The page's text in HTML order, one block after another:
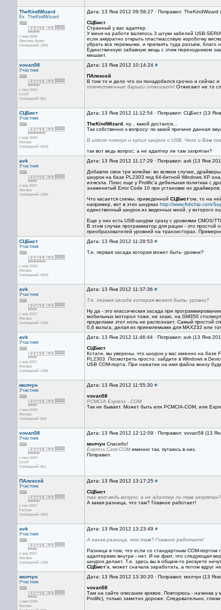
TheKindWizard
Ex. TheKindWizard
с мар 2006
Орехово-Зуево
Сообщений: 2466
Дата: 13 Янв 2012 09:58:27 · Поправил:
СЦБист
Странный у вас адаптер.
У меня на работе валялось 3 штуки кабелей USB-
если аккуратно открыть пластмассовую коробочку
убрать все перемычки, и припаять туда разъём, благо
Единственную забавную вещь с этим переходником
мешает.
vovan58
Участник
с июл 2004
СССР
Сообщений: 851
Дата: 13 Янв 2012 10:14:24 #
ПАлексей
В том то и дело что он понадобился срочно и сейчас
отечественные барыги отжигают! Отжигают не то
СЦБист
Участник
с мар 2006
Москва
Сообщений: 6659
Дата: 13 Янв 2012 11:12:54 · Поправил: СЦБист (13
TheKindWizard , ну... какой достался...
Так собственно к вопросу: по какой причине данная
В итоге плюнул и купил шнурок с USB. Чего и Вам
так вот ведь вопрос: а не адаптер ли там запрятан?
avk
Участник
с апр 2007
Москва
Сообщений: 1096
Дата: 13 Янв 2012 11:17:29 · Поправил: avk (13 Янв
Добавлю свои три копейки: во всяком случае,
шнурок на базе PL2303 под 64-битной Windows XP
изчезла. Плюс еще у Prolific'а дебильная политика с
знаменитый Error Code 10 при установке их
Что касается схемы, приведенной СЦБист'ом, то на
например, вот в этих шнурках http://www.ftdichip.com/
единственный шнурок из виденных мной, у которого
Еще у них есть USB-шнурки сразу с уровнями CMOS/
В этом случае программатор для рации - это простой
преобразователей уровней на транзисторах.
СЦБист
Участник
с мар 2006
Москва
Сообщений: 6659
Дата: 13 Янв 2012 11:28:53 #
Т.е. первая засада которая может быть- уровни?
avk
Участник
с апр 2007
Москва
Сообщений: 1096
Дата: 13 Янв 2012 11:37:36 #
Т.е. первая засада которая может быть- уровни?
Ну да - это классическая засада при
мобильных моторол тоже, не знаю, на GM350
пределами этот ноль не распознает. Самый простой
0,6 вольта, делая их приемлемыми для MAX232 или
avk
Участник
с апр 2007
Москва
Сообщений: 1096
Дата: 13 Янв 2012 11:46:44 · Поправил: avk (13 Янв
СЦБист
Кстати, вы уверены, что шнурок у вас именно на базе
PL2303. Посмотреть просто: зайдите в Windows в
USB COM-порта. При нажатии на имя файла внизу
молчун
Участник
с июл 2005
Москва
Сообщений: 609
Дата: 13 Янв 2012 11:55:30 #
vovan58
PCMCIA Express - COM
Так не бывает. Может быть или PCMCIA-COM, или
vovan58
Участник
с июл 2004
СССР
Сообщений: 851
Дата: 13 Янв 2012 12:12:09 · Поправил: vovan58 (13
молчун Спасибо!
Express Card-COMименно так, путаюсь в них.
Поправил.
ПАлексей
Участник
с сен 2007
Россия
Сообщений: 3991
Дата: 13 Янв 2012 13:17:25 #
СЦБист
так вот ведь вопрос: а не адаптер ли там запрятан?
А какая разница, что там? Главное работает!
avk
Участник
с апр 2007
Москва
Сообщений: 1096
Дата: 13 Янв 2012 13:23:49 #
А какая разница, что там? Главное работает!
Разница в том, что если со стандартным COM-портом
адаптерами внутри - нет. И не факт, что следующая
шнурок делает. Т.е. здесь вы в общем-то рискуете
СЦБист'а, может сначала заработать, а потом вдруг
молчун
Участник
с июл 2005
Москва
Дата: 13 Янв 2012 13:30:20 · Поправил: молчун (13
vovan58
Там на сайте описание кривое. Повторюсь - начинка у
Prolific), только заметно дороже. Следовательно,